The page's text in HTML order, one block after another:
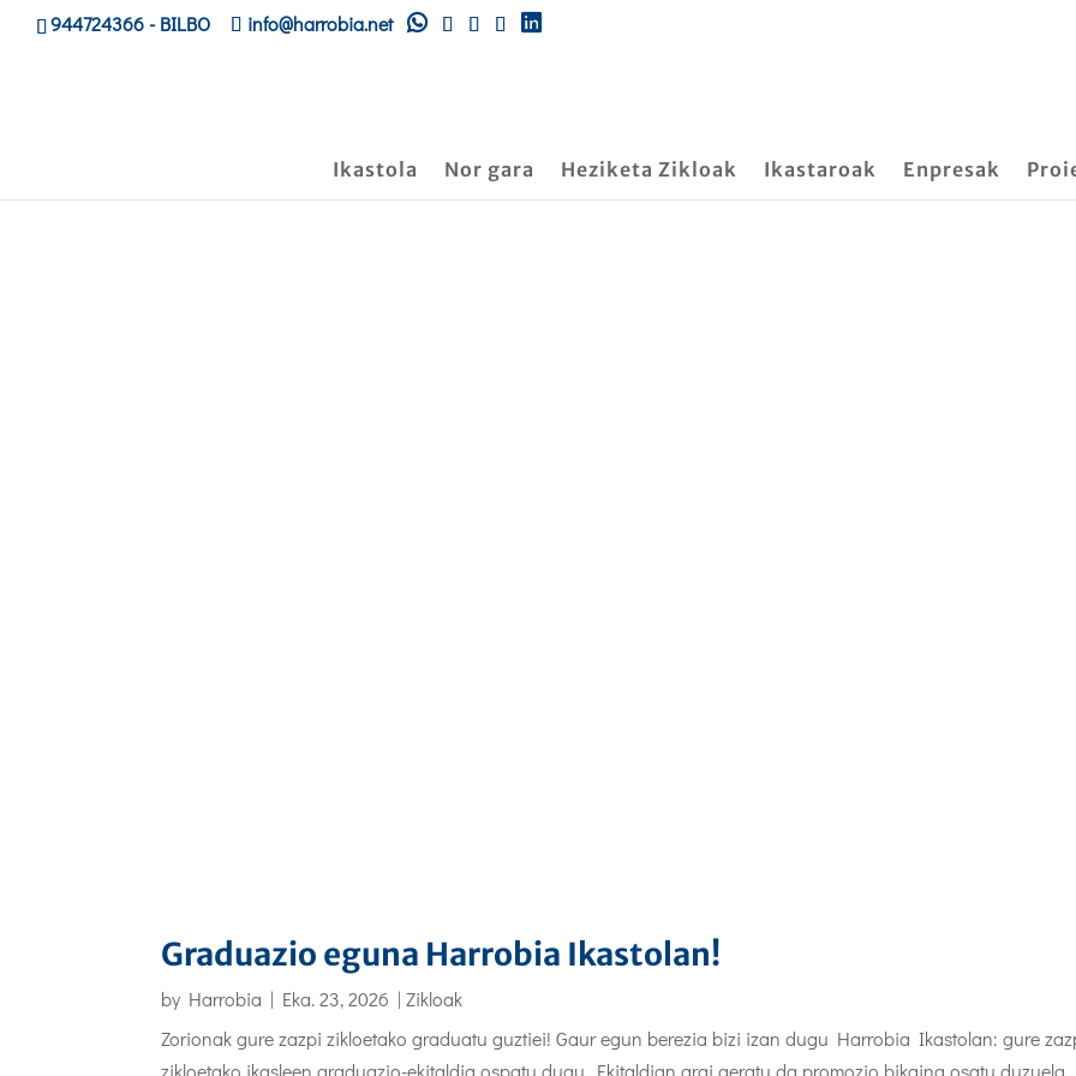
944724366- BILBO info@harrobia.net
Ikastola Nor gara Heziketa Zikloak Ikastaroak Enpresak
Graduazio eguna Harrobia Ikastolan!
by Harrobia | Eka. 23, 2026 |Zikloak
Zorionak gure zazpi zikloetako graduatu guztiei! Gaur egun berezia bizi izan dugu Harrobia Ikastolan: gure